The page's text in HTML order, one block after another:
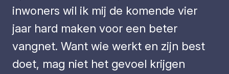
inwoners wil ik mij de komende vier
jaar hard maken voor een beter
vangnet. Want wie werkt en zijn best
doet, mag niet het gevoel krijgen